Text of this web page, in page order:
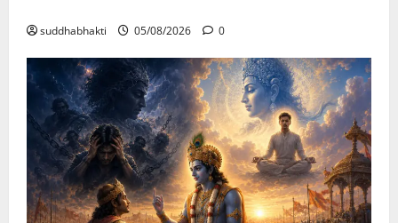
suddhabhakti 05/08/2026 0